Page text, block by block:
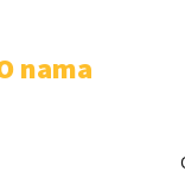
nama